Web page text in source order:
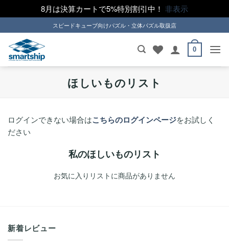
8月は決算カートで5%特別割引中！ 非表示
to
content
スピードキューブ向けパズル・立体パズル取扱店
0
ほしいものリスト
ログインできない場合はこちらのログインページをお試しく
ださい
私のほしいものリスト
お気に入りリストに商品がありません
新着レビュー